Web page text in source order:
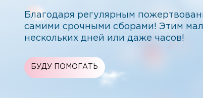
Благодаря регулярным
самими срочными сборами! Этим
нескольких дней или даже часов!
БУДУ ПОМОГАТЬ